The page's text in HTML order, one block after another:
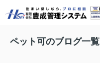
ペット可のブログ一覧